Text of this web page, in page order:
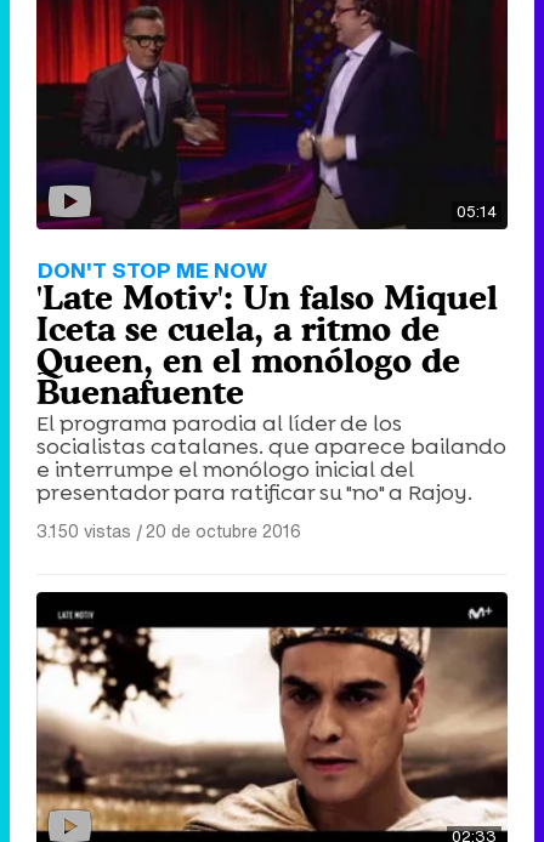
05:14
DON'T STOP ME NOW
'Late Motiv': Un falso Miquel
Iceta se cuela, a ritmo de
Queen, en el monólogo de
Buenafuente
El programa parodia al líder de los
socialistas catalanes. que aparece bailando
e interrumpe el monólogo inicial del
presentador para ratificar su "no" a Rajoy.
3.150 vistas |20 de octubre 2016
02:33